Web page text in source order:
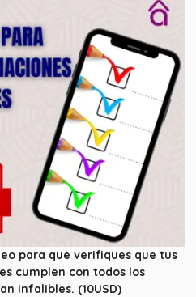
para que verifiques que tus
cumplen con todos los
infalibles. (10USD)